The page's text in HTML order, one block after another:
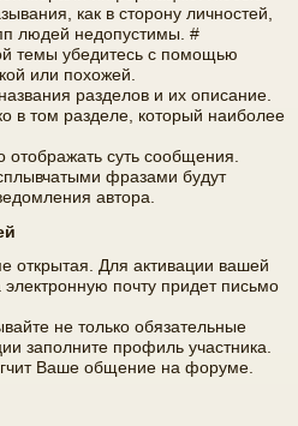
е
щ
ан
ие
"
C
F.
U
как в сторону личностей,
людей недопустимы. #
темы убедитесь с помощью
или похожей.
разделов и их описание.
в том разделе, который наиболее
суть сообщения.
фразами будут
автора.
открытая. Для активации вашей
почту придет письмо
не только обязательные
заполните профиль участника.
Ваше общение на форуме.